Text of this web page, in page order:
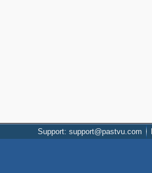
Support: support@pastvu.com